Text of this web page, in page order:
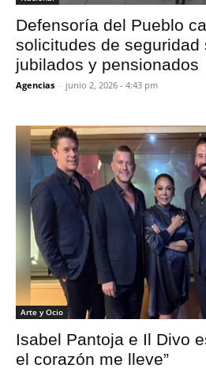
Defensoría del Pueblo
solicitudes de seguridad
jubilados y pensionados
Agencias - junio 2, 2026 - 4:43 pm
Arte y Ocio
Isabel Pantoja e Il Divo
el corazón me lleve”